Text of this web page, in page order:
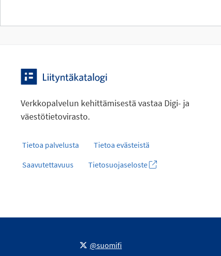
Verkkopalvelun kehittämisestä vastaa Digi- ja
väestötietovirasto.
Tietoa palvelusta
Tietoa evästeistä
Saavutettavuus
Tietosuojaseloste
@suomifi